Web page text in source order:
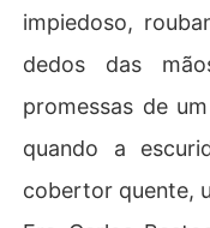
impiedoso,
dedos das
promessas de
quando a
cobertor quente,